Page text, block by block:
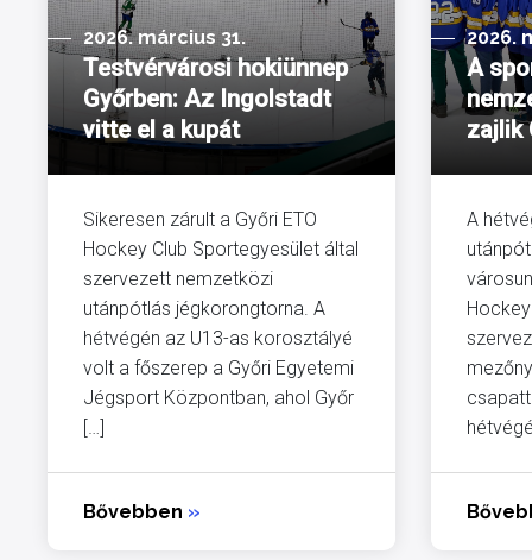
2026. március 31.
Testvérvárosi hokiünnep
Győrben: Az Ingolstadt
vitte el a kupát
Sikeresen zárult a Győri ETO
Hockey Club Sportegyesület által
szervezett nemzetközi
utánpótlás jégkorongtorna. A
hétvégén az U13-as korosztályé
volt a főszerep a Győri Egyetemi
Jégsport Központban, ahol Győr
[…]
Bővebben »
2026.
A
zajlik
A